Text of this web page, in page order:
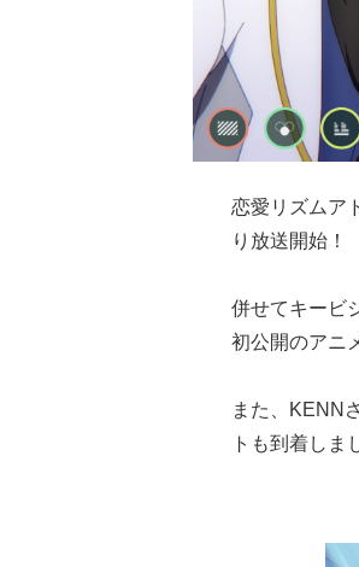
恋愛リズムア
り放送開始！
併せてキービ
初公開のアニ
また、KENN
トも到着しま